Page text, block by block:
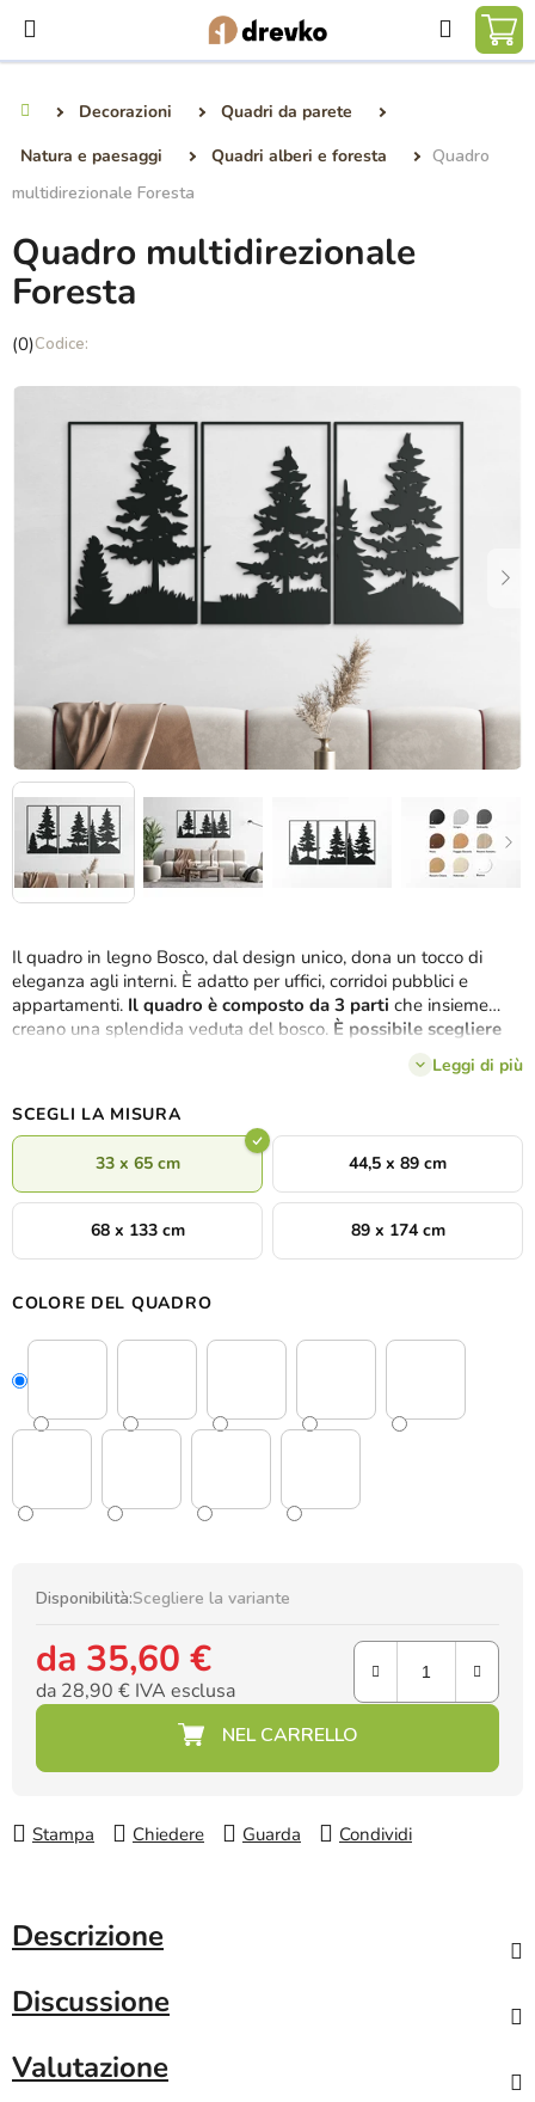
contenuto
Ricerca
Decorazioni
Quadri da parete
Natura e paesaggi
Quadri alberi e foresta
Quadro
multidirezionale Foresta
Il quadro in legno Bosco, dal design unico, dona un tocco di
eleganza agli interni. È adatto per uffici, corridoi pubblici e
appartamenti. Il quadro è composto da 3 parti che insieme
creano una splendida veduta del bosco. È possibile scegliere
Leggi di più
SCEGLI LA MISURA
33 x 65 cm 44,5 x 89 cm
68 x 133 cm 89 x 174 cm
COLORE DEL QUADRO
Disponibilità:Scegliere la variante
da 35,60 €
da 28,90 € IVA esclusa
Prezzo della misura:
Stampa Chiedere Guarda Condividi
Quadro multidirezionale
Foresta
La
media
(0)
Descrizione
Discussione
Valutazione